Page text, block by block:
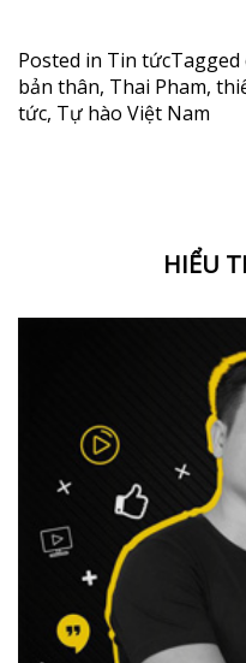
Posted in Tin tứcTagged
bản thân, Thai Pham,
tức, Tự hào Việt Nam
HIỂU